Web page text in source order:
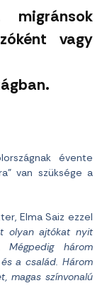
vagy
évente
van szüksége a
Elma Saiz ezzel
olyan ajtókat nyit
három
a család. Három
magas színvonalú